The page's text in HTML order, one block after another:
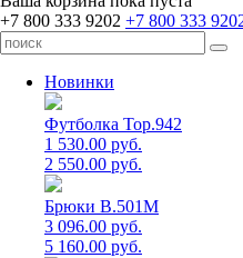
+7 800 333 9202 +7 800 333
Новинки
Футболка Top.942
1 530.00 руб.
2 550.00 руб.
Брюки B.501M
3 096.00 руб.
5 160.00 руб.